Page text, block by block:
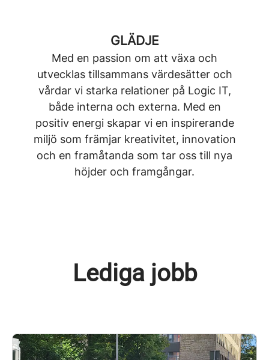
GLÄDJE
Med en passion om att växa och
utvecklas tillsammans värdesätter och
vårdar vi starka relationer på Logic IT,
både interna och externa. Med en
positiv energi skapar vi en inspirerande
miljö som främjar kreativitet, innovation
och en framåtanda som tar oss till nya
höjder och framgångar.
Lediga jobb